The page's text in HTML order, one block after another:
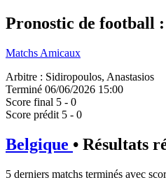
Pronostic de football :
Matchs Amicaux
Arbitre : Sidiropoulos, Anastasios
Terminé 06/06/2026 15:00
Score final 5 - 0
Score prédit 5 - 0
Belgique • Résultats
5 derniers matchs terminés avec